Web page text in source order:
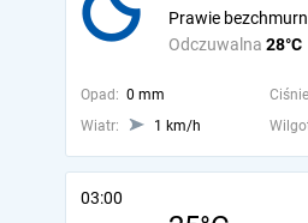
Odczuwalna 28°C
Prawie
Opad: 0 mm
Wiatr:
1 km/h
03:00